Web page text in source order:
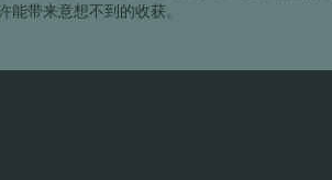
带来意想不到的收获。